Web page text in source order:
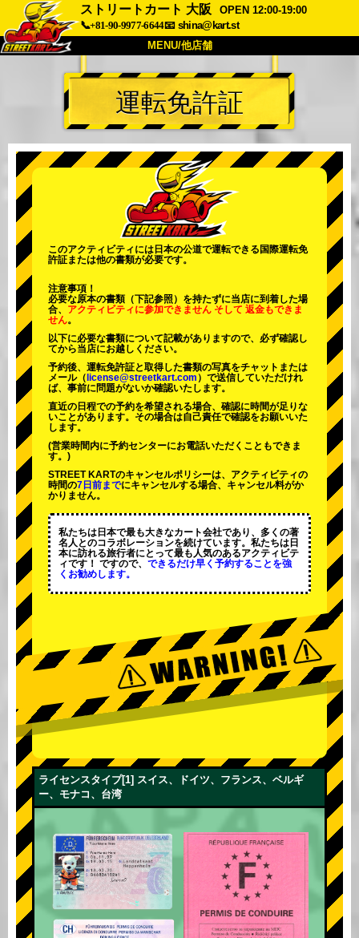
ストリートカート 大阪
OPEN 12:00-19:00
📞+81-90-9977-6644📧 shina@kart.st
MENU/他店舗
トップ
概要 車両 価格
会社 予約
他店舗
東京 秋葉原 #2 東京 渋谷
東京 渋谷アネックス
東京 浅草 大阪
運転免許証
このアクティビティには日本の公道で運転できる国際運転免
許証または他の書類が必要です。
注意事項！
必要な原本の書類（下記参照）を持たずに当店に到着した場
合、 アクティビティに参加できません そして 返金もできま
せん。
以下に必要な書類について記載がありますので、必ず確認し
てから当店にお越しください。
予約後、運転免許証と取得した書類の写真をチャットまたは
メール（ license@streetkart.com ）で送信していただけれ
ば、事前に問題がないか確認いたします。
直近の日程での予約を希望される場合、確認に時間が足りな
いことがあります。その場合は自己責任で確認をお願いいた
します。
(営業時間内に予約センターにお電話いただくこともできま
す。)
STREET KARTのキャンセルポリシーは、アクティビティの
時間の7日前までにキャンセルする場合、キャンセル料がか
かりません。
私たちは日本で最も大きなカート会社であり、 多くの著
名人 とのコラボレーションを続けています。私たちは日
本に訪れる旅行者にとって最も人気のあるアクティビテ
ィです！ ですので、 できるだけ早く予約することを強
くお勧めします。
ライセンスタイプ[1] スイス、ドイツ、フランス、ベルギ
ー、モナコ、台湾